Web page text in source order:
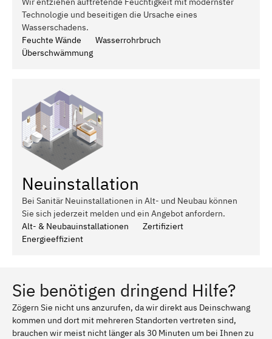
Technologie und beseitigen die Ursache eines
Wasserschadens.
Feuchte Wände
Wasserrohrbruch
Überschwämmung
Neuinstallation
Bei Sanitär Neuinstallationen in Alt- und Neubau können
Sie sich jederzeit melden und ein Angebot anfordern.
Alt- & Neubauinstallationen
Zertifiziert
Energieeffizient
Sie benötigen dringend Hilfe?
Zögern Sie nicht uns anzurufen, da wir direkt aus Deinschwang
kommen und dort mit mehreren Standorten vertreten sind,
brauchen wir meist nicht länger als 30 Minuten um bei Ihnen zu